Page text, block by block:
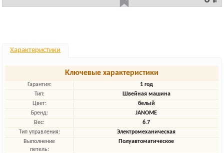
Характеристики
Ключевые характеристики
Гарантия:
1 год
Тип:
Швейная машина
Цвет:
белый
Бренд:
JANOME
Вес:
6.7
Тип управления:
Электромеханическая
Выполнение
петель:
Полуавтоматическое